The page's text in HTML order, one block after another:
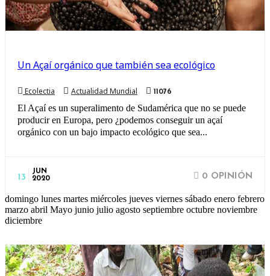
Un Açaí orgánico que también sea ecológico
Ecolectia Actualidad Mundial 11076
El Açaí es un superalimento de Sudamérica que no se puede
producir en Europa, pero ¿podemos conseguir un açaí
orgánico con un bajo impacto ecológico que sea...
13
JUN
2020
0 OPINIÓN
domingo lunes martes miércoles jueves viernes sábado enero febrero
marzo abril Mayo junio julio agosto septiembre octubre noviembre
diciembre